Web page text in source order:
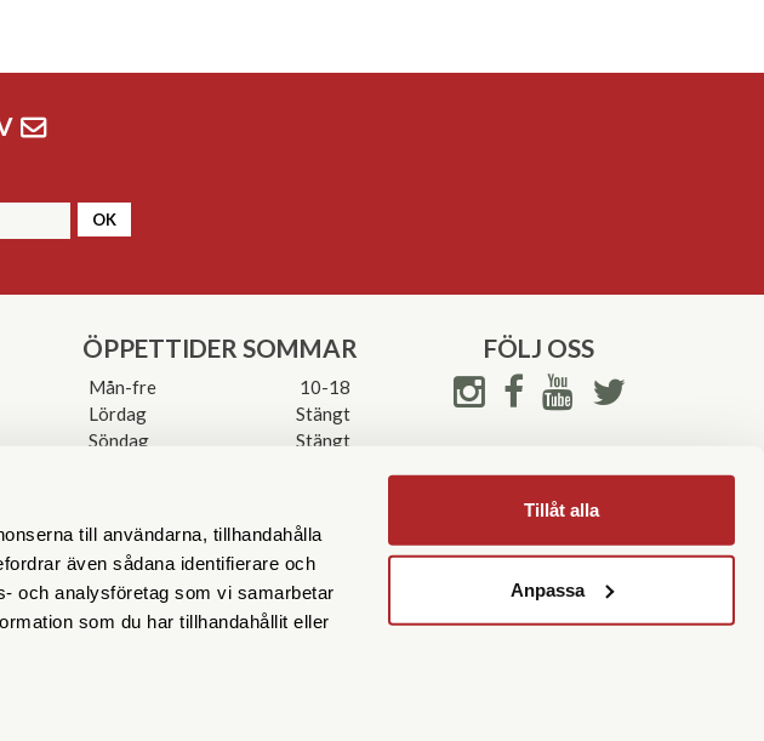
till användarna, tillhandahålla
även sådana identifierare och
och analysföretag som vi samarbetar
som du har tillhandahållit eller
Tillåt alla
Anpassa
OK
ÖPPETTIDER SOMMAR
Mån-fre
10-18
Lördag
Stängt
Söndag
Stängt
FÖLJ OSS